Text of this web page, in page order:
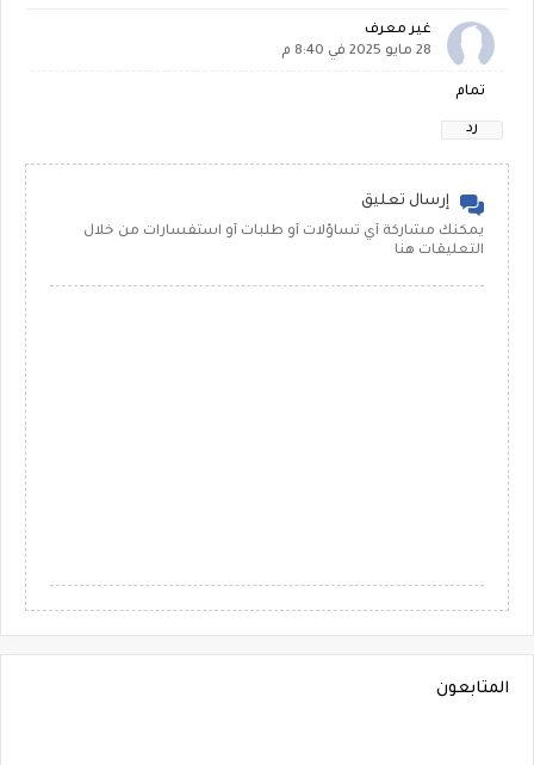
غير معرف
28 مايو 2025 في 8:40 م
تمام
رد
إرسال تعليق
يمكنك مشاركة أي تساؤلات أو طلبات أو استفسارات من خلال
التعليقات هنا
المتابعون